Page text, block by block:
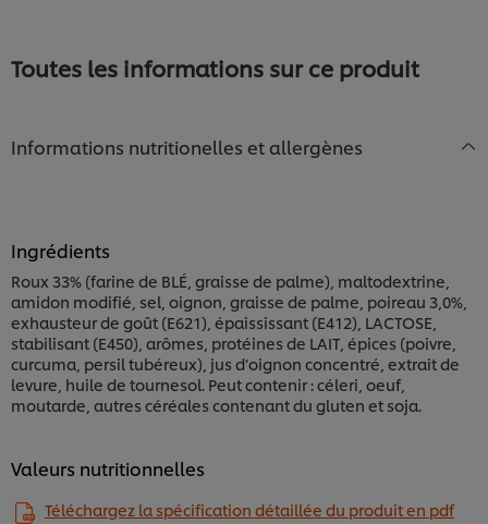
aux
5.0
de
notes.
Toutes les informations sur ce produit
Informations nutritionelles et allergènes
Ingrédients
Roux 33% (farine de BLÉ, graisse de palme), maltodextrine,
amidon modifié, sel, oignon, graisse de palme, poireau 3,0%,
exhausteur de goût (E621), épaississant (E412), LACTOSE,
stabilisant (E450), arômes, protéines de LAIT, épices (poivre,
curcuma, persil tubéreux), jus d’oignon concentré, extrait de
levure, huile de tournesol. Peut contenir : céleri, oeuf,
moutarde, autres céréales contenant du gluten et soja.
Valeurs nutritionnelles
Téléchargez la spécification détaillée du produit en pdf
pour améliorer votre expérience sur notre site. Les
fonctionnalités (telles que la sauvegarde de votre